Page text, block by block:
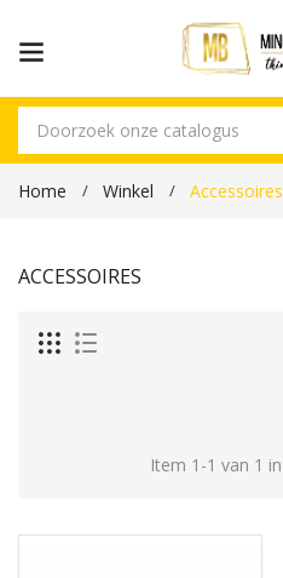
Home Winkel Accessoires
ACCESSOIRES
Item 1-1 van 1